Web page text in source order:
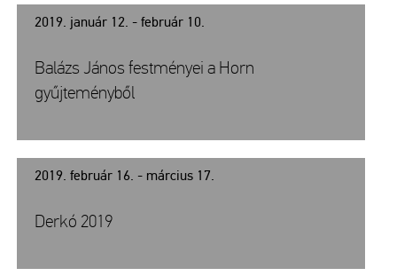
2019. január 12. - február 10.
Balázs János festményei a Horn
gyűjteményből
2019. február 16. - március 17.
Derkó 2019